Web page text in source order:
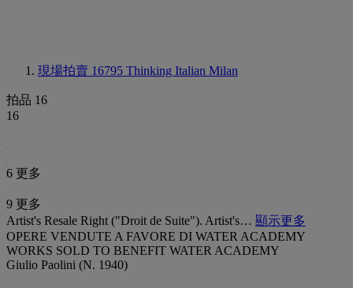
現場拍賣 16795 Thinking Italian Milan
拍品 16
16
6 更多
9 更多
Artist's Resale Right ("Droit de Suite"). Artist's… 顯示更多
OPERE VENDUTE A FAVORE DI WATER ACADEMY
WORKS SOLD TO BENEFIT WATER ACADEMY
Giulio Paolini (N. 1940)